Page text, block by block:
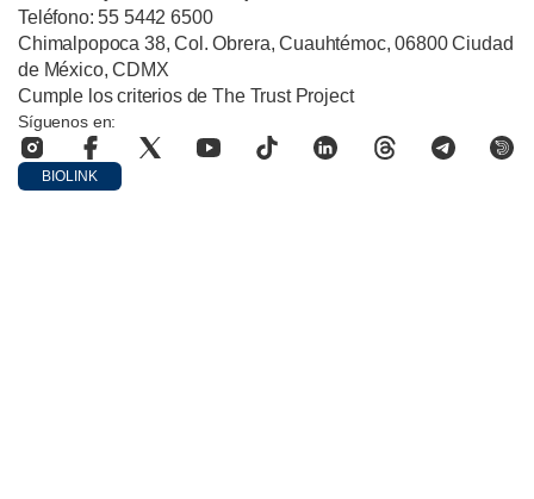
Teléfono: 55 5442 6500
Chimalpopoca 38, Col. Obrera, Cuauhtémoc, 06800 Ciudad
de México, CDMX
Cumple los criterios de The Trust Project
Síguenos en:
BIOLINK